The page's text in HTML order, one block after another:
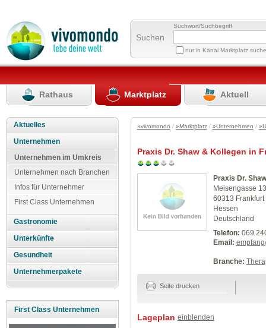
Suchen
Suchwort/Suchbegriff
nur in Kanal Marktplatz
Rathaus Marktplatz Aktuell
Aktuelles
Unternehmen
Unternehmen im Umkreis
Unternehmen nach Branchen
Infos für Unternehmer
First Class Unternehmen
Gastronomie
Unterkünfte
Gesundheit
Unternehmerpakete
First Class Unternehmen
»vivomondo / »Marktplatz/ »Unternehmen /
Praxis Dr. Shaw & Kollegen in
Praxis Dr.
Meisengasse 13
60313 Frankfurt
Hessen
Deutschland
Telefon: 069
Email:
Branche:
Seite drucken
Lageplan einblenden